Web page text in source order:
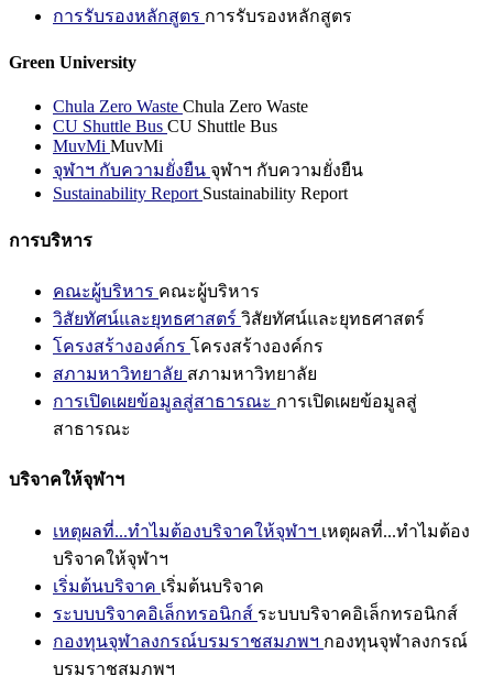
การรับรองหลักสูตร การรับรองหลักสูตร
Green University
Chula Zero Waste Chula Zero Waste
CU Shuttle Bus CU Shuttle Bus
MuvMi MuvMi
จุฬาฯ กับความยั่งยืน จุฬาฯ กับความยั่งยืน
Sustainability Report Sustainability Report
การบริหาร
คณะผู้บริหาร คณะผู้บริหาร
วิสัยทัศน์และยุทธศาสตร์ วิสัยทัศน์และยุทธศาสตร์
โครงสร้างองค์กร โครงสร้างองค์กร
สภามหาวิทยาลัย สภามหาวิทยาลัย
การเปิดเผยข้อมูลสู่สาธารณะ การเปิดเผยข้อมูลสู่
สาธารณะ
บริจาคให้จุฬาฯ
เหตุผลที่...ทำไมต้องบริจาคให้จุฬาฯ เหตุผลที่...ทำไมต้อง
บริจาคให้จุฬาฯ
เริ่มต้นบริจาค เริ่มต้นบริจาค
ระบบบริจาคอิเล็กทรอนิกส์ ระบบบริจาคอิเล็กทรอนิกส์
กองทุนจุฬาลงกรณ์บรมราชสมภพฯ กองทุนจุฬาลงกรณ์
บรมราชสมภพฯ